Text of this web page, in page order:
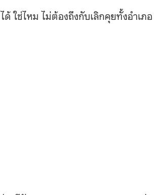
ด้ ใช่ไหม ไม่ต้องถึงกับเลิกคุยทั้งอำเภอ